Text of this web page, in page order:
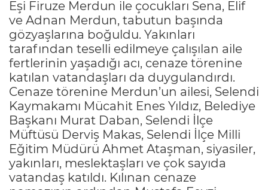
Eşi Firuze Merdun ile çocukları Sena, Elif
ve Adnan Merdun, tabutun başında
gözyaşlarına boğuldu. Yakınları
tarafından teselli edilmeye çalışılan aile
fertlerinin yaşadığı acı, cenaze törenine
katılan vatandaşları da duygulandırdı.
Cenaze törenine Merdun’un ailesi, Selendi
Kaymakamı Mücahit Enes Yıldız, Belediye
Başkanı Murat Daban, Selendi İlçe
Müftüsü Derviş Makas, Selendi İlçe Milli
Eğitim Müdürü Ahmet Ataşman, siyasiler,
yakınları, meslektaşları ve çok sayıda
vatandaş katıldı. Kılınan cenaze